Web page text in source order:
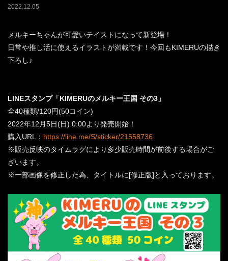
2022.12.05
メルキーちゃんが可愛いテイストになって新登場！
日常や推し活に使えるイラストが満載です！今回もKIMERUの描き
下ろし♪
LINEスタンプ「KIMERUのメルキー王国 その3」
全40種類/120円(50コイン)
2022年12月5日(日) 0:00より発売開始！
購入URL： https://line.me/S/sticker/21558736
※販売反映のタイムラグにより多少販売時間が前後する場合がご
ざいます。
※一部画像を修正した為、タイトルに[修正版]と入っております。